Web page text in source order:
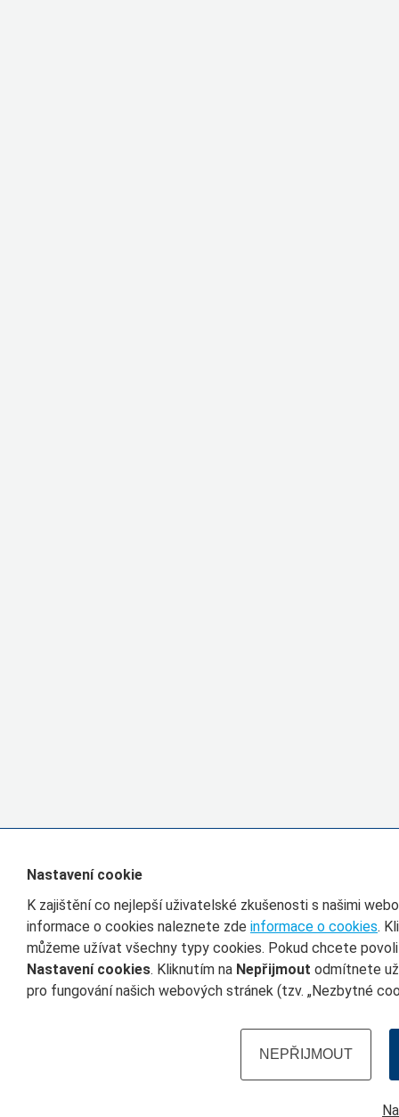
Nastavení cookie
K zajištění co nejlepší uživatelské zkušenosti s našimi
informace o cookies naleznete zde informace o cookies.
můžeme užívat všechny typy cookies. Pokud chcete
Nastavení cookies. Kliknutím na Nepřijmout odmítnete
pro fungování našich webových stránek (tzv. „Nezbytné
NEPŘIJMOUT